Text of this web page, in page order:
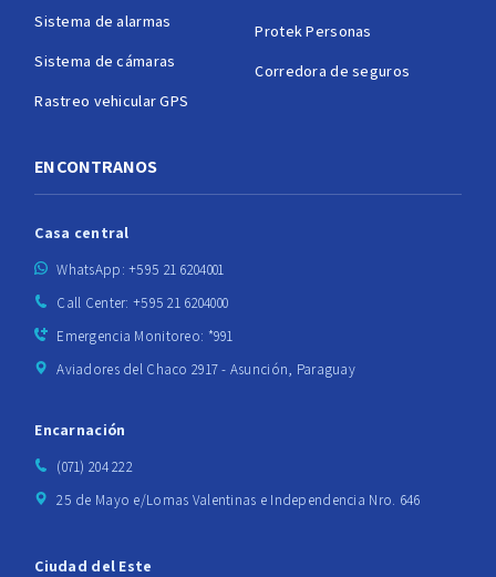
Sistema de alarmas
Sistema de cámaras
Rastreo vehicular GPS
Protek Personas
Corredora de seguros
ENCONTRANOS
Casa central
WhatsApp: +595 21 6204001
Call Center: +595 21 6204000
Emergencia Monitoreo: *991
Aviadores del Chaco 2917 - Asunción, Paraguay
Encarnación
(071) 204 222
25 de Mayo e/Lomas Valentinas e Independencia Nro. 646
Ciudad del Este